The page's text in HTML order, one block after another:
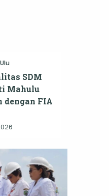
SDM
Mahulu
dengan FIA